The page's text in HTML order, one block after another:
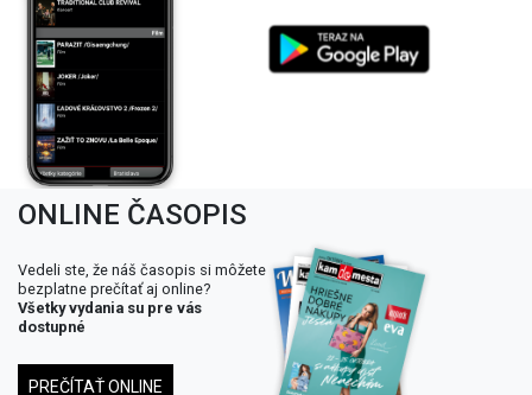
ONLINE ČASOPIS
Vedeli ste, že náš časopis si môžete
bezplatne prečítať aj online?
Všetky vydania su pre vás
dostupné
PREČÍTAŤ ONLINE